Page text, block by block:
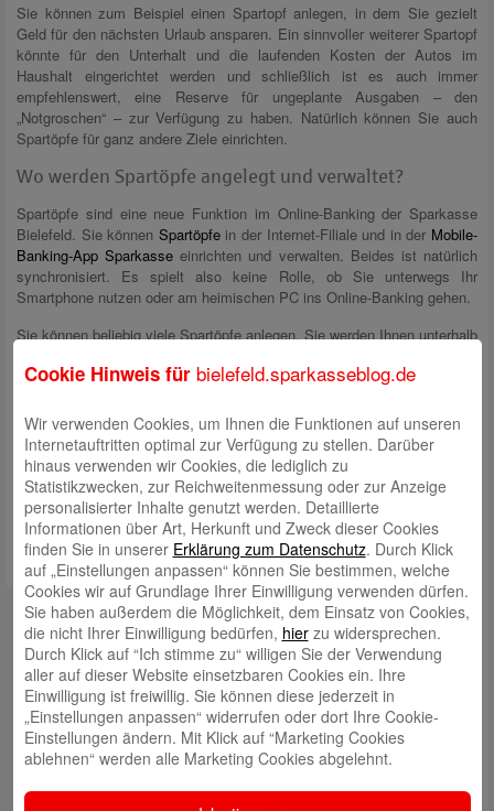
Sie können zum Beispiel einen Spartopf anlegen, in dem Sie gezielt
Geld für den nächsten Urlaub ansparen. Ein sinnvoller weiterer Spartopf
könnte für den Unterhalt und die laufenden Kosten der Autos im
Haushalt eingerichtet werden und schließlich ist es auch immer
empfehlenswert, eine Reserve für ungeplante Ausgaben – den
„Notgroschen“ – zur Verfügung zu haben. Natürlich können Sie auch
Spartöpfe für ganz andere Ziele einrichten.
Wo werden Spartöpfe angelegt und verwaltet?
Spartöpfe sind eine neue Funktion im Online-Banking der Sparkasse
Bielefeld. Sie können Spartöpfein der Internet-Filiale und in der Mobile-
Banking-App Sparkasse einrichten und verwalten. Beides ist natürlich
synchronisiert. Es spielt also keine Rolle, ob Sie unterwegs Ihr
Smartphone nutzen oder am heimischen PC ins Online-Banking gehen.
Sie können beliebig viele Spartöpfe anlegen. Sie werden Ihnen unterhalb
Ihnen gewählten Bezeichnung und dem aktuellen Guthaben.
Sie haben noch kein Tagesgeld oder möchten mehr Informationen zu
den neuen Spartöpfen haben? Die Möglichkeit zur Online-
Kontoeröffnung und mehr Infos zu den Spartöpfen finden Sie in der
Internet-Filiale der Sparkasse Bielefeld.
Autoren
Rabea Giersch
Volker Ehlebracht
Cookie Hinweis für bielefeld.sparkasseblog.de
Wir verwenden Cookies, um Ihnen die Funktionen auf unseren
Internetauftritten optimal zur Verfügung zu stellen. Darüber
hinaus verwenden wir Cookies, die lediglich zu
Statistikzwecken, zur Reichweitenmessung oder zur Anzeige
personalisierter Inhalte genutzt werden. Detaillierte
Informationen über Art, Herkunft und Zweck dieser Cookies
finden Sie in unserer Erklärung zum Datenschutz. Durch Klick
auf „Einstellungen anpassen“ können Sie bestimmen, welche
Cookies wir auf Grundlage Ihrer Einwilligung verwenden dürfen.
Sie haben außerdem die Möglichkeit, dem Einsatz von Cookies,
die nicht Ihrer Einwilligung bedürfen, hierzu widersprechen.
Durch Klick auf “Ich stimme zu“ willigen Sie der Verwendung
aller auf dieser Website einsetzbaren Cookies ein. Ihre
Einwilligung ist freiwillig. Sie können diese jederzeit in
„Einstellungen anpassen“ widerrufen oder dort Ihre Cookie-
Einstellungen ändern. Mit Klick auf “Marketing Cookies
ablehnen“ werden alle Marketing Cookies abgelehnt.